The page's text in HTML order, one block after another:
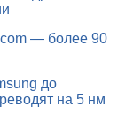
— более 90
до
на 5 нм